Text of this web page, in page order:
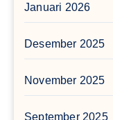
Januari 2026
Desember 2025
November 2025
September 2025